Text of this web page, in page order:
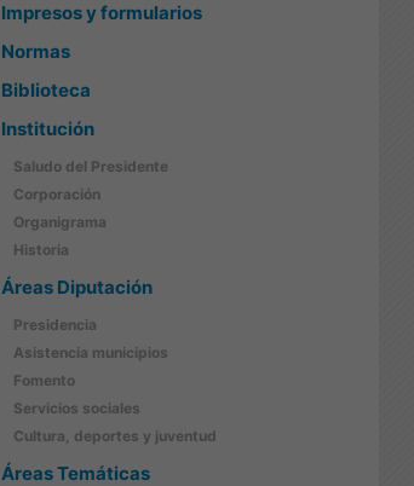
Impresos y formularios
Normas
Biblioteca
Institución
Saludo del Presidente
Corporación
Organigrama
Historia
Áreas Diputación
Presidencia
Asistencia municipios
Fomento
Servicios sociales
Cultura, deportes y juventud
Áreas Temáticas